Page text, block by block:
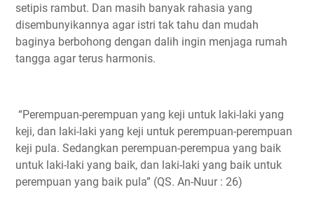
setipis rambut. Dan masih banyak rahasia yang
disembunyikannya agar istri tak tahu dan mudah
baginya berbohong dengan dalih ingin menjaga rumah
tangga agar terus harmonis.
“Perempuan-perempuan yang keji untuk laki-laki yang
keji, dan laki-laki yang keji untuk perempuan-perempuan
keji pula. Sedangkan perempuan-perempua yang baik
untuk laki-laki yang baik, dan laki-laki yang baik untuk
perempuan yang baik pula” (QS. An-Nuur : 26)